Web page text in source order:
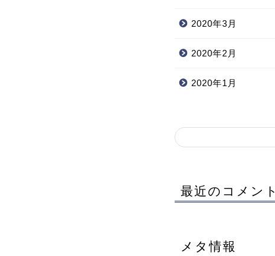
2020年3月
2020年2月
2020年1月
最近のコメント
メタ情報